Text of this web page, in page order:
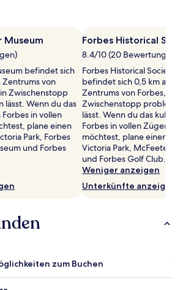
Museum
befindet sich
Zentrums von
Zwischenstopp
lässt. Wenn du das
in vollen
plane einen
Park, Forbes
und Forbes
Forbes Historical
8.4/10 (20 Bewertungen)
Forbes Historical Society
befindet sich 0,5 km
Zentrums von Forbes,
Zwischenstopp
lässt. Wenn du das
Forbes in vollen Zügen
möchtest, plane einen
Victoria Park, McFeeters
und Forbes Golf Club.
Weniger anzeigen
Unterkünfte anzeigen
zum Buchen